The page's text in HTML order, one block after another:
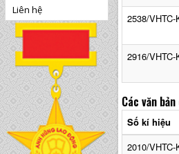
2538/VHTC-
2916/VHTC-
Các văn
Số kí hiệu
2010/VHTC-
Liên hệ